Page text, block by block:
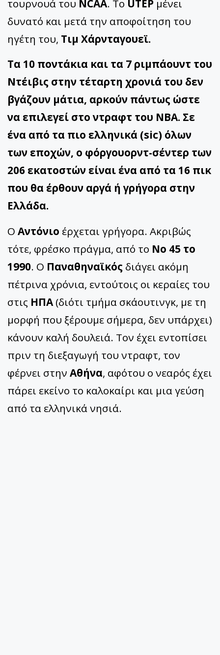
τουρνουά του NCAA. To UTEP μένει
δυνατό και μετά την αποφοίτηση του
ηγέτη του, Τιμ Χάρνταγουεϊ.
Τα 10 ποντάκια και τα 7 ριμπάουντ του
Ντέιβις στην τέταρτη χρονιά του δεν
βγάζουν μάτια, αρκούν πάντως ώστε
να επιλεγεί στο ντραφτ του ΝΒΑ. Σε
ένα από τα πιο ελληνικά (sic) όλων
των εποχών, ο φόργουορντ-σέντερ των
206 εκατοστών είναι ένα από τα 16 πικ
που θα έρθουν αργά ή γρήγορα στην
Ελλάδα.
Ο Αντόνιο έρχεται γρήγορα. Ακριβώς
τότε, φρέσκο πράγμα, από το Νο 45 το
1990. Ο Παναθηναϊκός διάγει ακόμη
πέτρινα χρόνια, εντούτοις οι κεραίες του
στις ΗΠΑ(διότι τμήμα σκάουτινγκ, με τη
μορφή που ξέρουμε σήμερα, δεν υπάρχει)
κάνουν καλή δουλειά. Τον έχει εντοπίσει
πριν τη διεξαγωγή του ντραφτ, τον
φέρνει στην Αθήνα, αφότου ο νεαρός έχει
πάρει εκείνο το καλοκαίρι και μια γεύση
από τα ελληνικά νησιά.